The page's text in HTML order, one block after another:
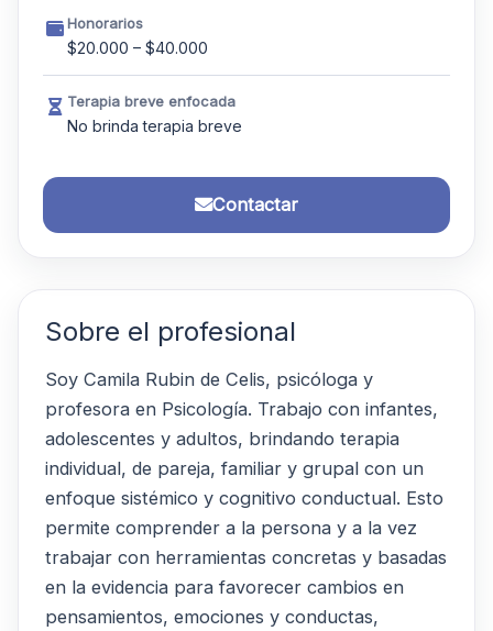
Honorarios
$20.000 – $40.000
Terapia breve enfocada
No brinda terapia breve
Contactar
Sobre el profesional
Soy Camila Rubin de Celis, psicóloga y
profesora en Psicología. Trabajo con infantes,
adolescentes y adultos, brindando terapia
individual, de pareja, familiar y grupal con un
enfoque sistémico y cognitivo conductual. Esto
permite comprender a la persona y a la vez
trabajar con herramientas concretas y basadas
en la evidencia para favorecer cambios en
pensamientos, emociones y conductas,